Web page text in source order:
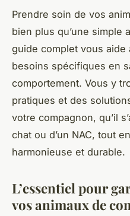
Prendre soin de vos
bien plus qu’une simple
guide complet vous aide
besoins spécifiques en
comportement. Vous y
pratiques et des
votre compagnon, qu’il
chat ou d’un NAC, tout
harmonieuse et durable.
L’essentiel pour
vos animaux de